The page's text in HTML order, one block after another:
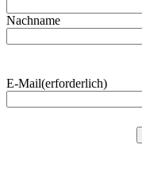
Nachname
E-Mail(erforderlich)